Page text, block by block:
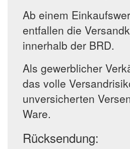
Ab einem
entfallen die
innerhalb der BRD.
Als gewerblicher
das volle
unversicherten
Ware.
Rücksendung: